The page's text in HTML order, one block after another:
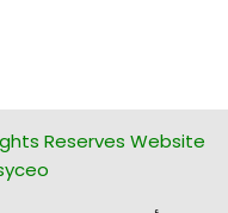
Reserves Website